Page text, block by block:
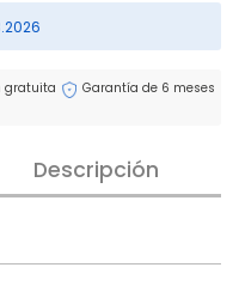
gratuita Garantía de 6 meses
Descripción